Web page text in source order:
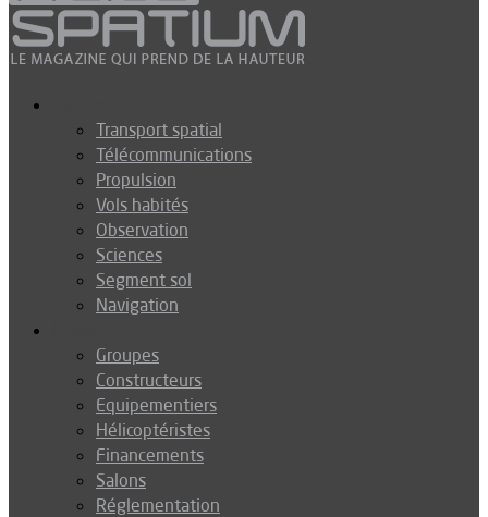
Transport spatial
Télécommunications
Propulsion
Vols habités
Observation
Sciences
Segment sol
Navigation
Groupes
Constructeurs
Equipementiers
Hélicoptéristes
Financements
Salons
Réglementation